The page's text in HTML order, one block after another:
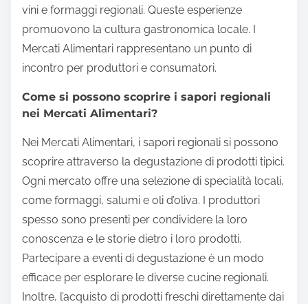
vini e formaggi regionali. Queste esperienze
promuovono la cultura gastronomica locale. I
Mercati Alimentari rappresentano un punto di
incontro per produttori e consumatori.
Come si possono scoprire i sapori regionali
nei Mercati Alimentari?
Nei Mercati Alimentari, i sapori regionali si possono
scoprire attraverso la degustazione di prodotti tipici.
Ogni mercato offre una selezione di specialità locali,
come formaggi, salumi e oli d’oliva. I produttori
spesso sono presenti per condividere la loro
conoscenza e le storie dietro i loro prodotti.
Partecipare a eventi di degustazione è un modo
efficace per esplorare le diverse cucine regionali.
Inoltre, l’acquisto di prodotti freschi direttamente dai